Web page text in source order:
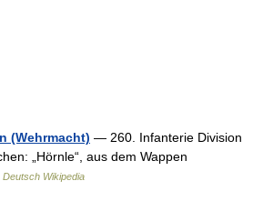
(Wehrmacht) — 260. Infanterie Division
„Hörnle“, aus dem Wappen
Deutsch Wikipedia